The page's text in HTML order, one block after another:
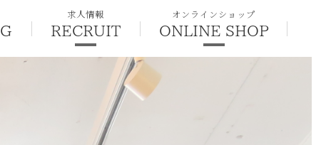
求人情報
RECRUIT
オンラインショップ
ONLINE SHOP